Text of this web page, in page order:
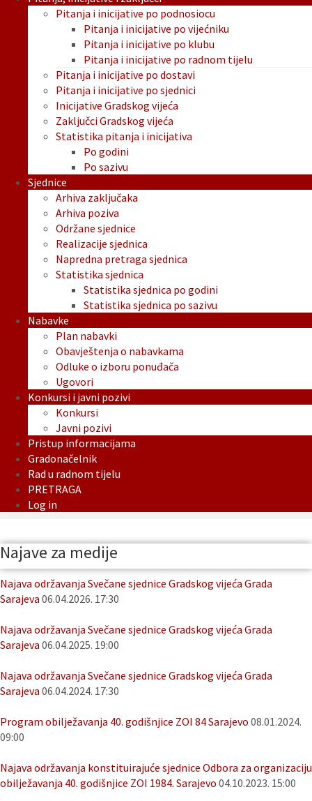
Pitanja i inicijative po podnosiocu
Pitanja i inicijative po vijećniku
Pitanja i inicijative po klubu
Pitanja i inicijative po radnom tijelu
Pitanja i inicijative po dostavi
Pitanja i inicijative po sjednici
Inicijative Gradskog vijeća
Zaključci Gradskog vijeća
Statistika pitanja i inicijativa
Po godini
Po sazivu
Sjednice
Arhiva zaključaka
Arhiva poziva
Održane sjednice
Realizacije sjednica
Napredna pretraga sjednica
Statistika sjednica
Statistika sjednica po godini
Statistika sjednica po sazivu
Nabavke
Plan nabavki
Obavještenja o nabavkama
Odluke o izboru ponuđača
Ugovori
Konkursi i javni pozivi
Konkursi
Javni pozivi
Pristup informacijama
Gradonačelnik
Rad u radnom tijelu
PRETRAGA
Log in
Najave za medije
Najava održavanja Svečane sjednice Gradskog vijeća Grada
Sarajeva 06.04.2026. 17:30
Najava održavanja Svečane sjednice Gradskog vijeća Grada
Sarajeva 06.04.2025. 19:00
Najava održavanja Svečane sjednice Gradskog vijeća Grada
Sarajeva 06.04.2024. 17:30
Program obilježavanja 40. godišnjice ZOI 84 Sarajevo 08.01.2024.
09:00
Najava održavanja konstituirajuće sjednice Odbora za organizaciju
obilježavanja 40. godišnjice ZOI 1984. Sarajevo 04.10.2023. 15:00